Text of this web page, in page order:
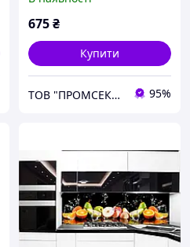
зелений
675₴
Купити
ТОВ "ПРОМСЕКТОР СЕРВІС" 95%